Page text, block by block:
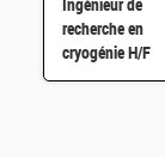
Ingénieur de
recherche en
cryogénie H/F